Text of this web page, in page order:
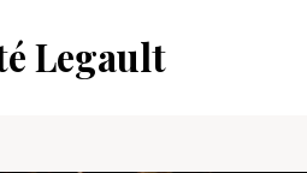
Legault